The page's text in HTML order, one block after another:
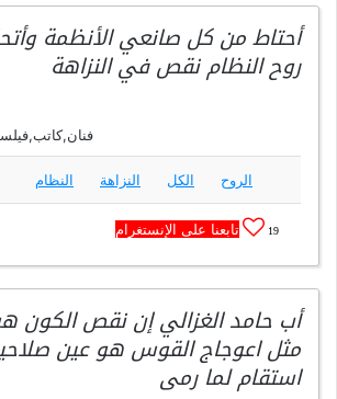
أحتاط من كل صانعي الأنظمة
روح النظام نقص في النزاهة
فنان,كاتب,فيلسوف
الروح الكل النزاهة النظام
19 تابعنا على الإنستغرام
أب حامد الغزالي إن نقص الكون
مثل اعوجاج القوس هو عين
استقام لما رمى